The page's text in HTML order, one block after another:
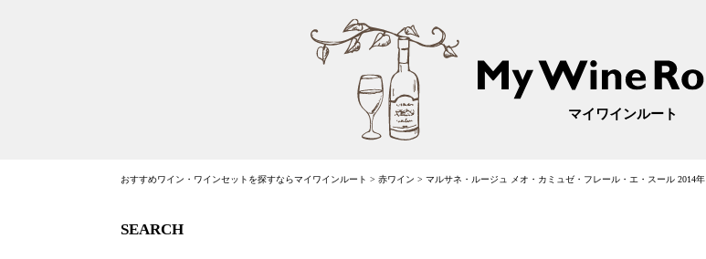
マイワインルート
おすすめワイン・ワインセットを探すならマイワインルート > 赤ワイン > マルサネ・ルージュ メオ・カミュゼ・フレール・エ・スール 2014年
SEARCH